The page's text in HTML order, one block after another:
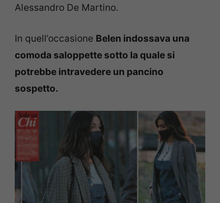
Alessandro De Martino.
In quell’occasione Belen indossava una
comoda saloppette sotto la quale si
potrebbe intravedere un pancino
sospetto.